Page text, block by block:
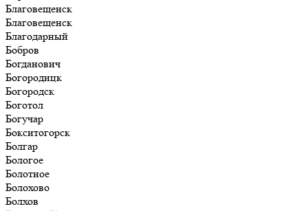
Благовещенск
Благовещенск
Благодарный
Бобров
Богданович
Богородицк
Богородск
Боготол
Богучар
Бокситогорск
Болгар
Бологое
Болотное
Болохово
Болхов